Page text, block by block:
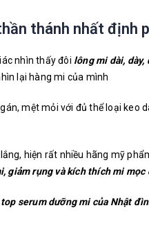
thánh nhất định
nhìn thấy đôi lông mi dài, dày,
lại hàng mi của mình
mệt mỏi với đủ thể loại keo
hiện rất nhiều hãng mỹ
giảm rụng và kích thích mi mọc
top serum dưỡng mi của Nhật